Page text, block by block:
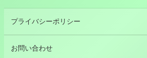
プライバシーポリシー
お問い合わせ